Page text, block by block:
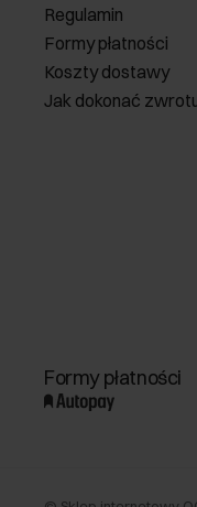
Regulamin
Formy płatności
Koszty dostawy
Jak dokonać
Formy płatności